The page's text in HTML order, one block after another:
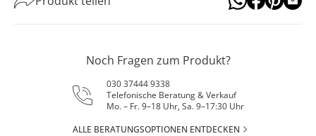
Noch Fragen zum Produkt?
030 37444 9338
Telefonische Beratung & Verkauf
Mo. – Fr. 9–18 Uhr, Sa. 9–17:30 Uhr
ALLE BERATUNGSOPTIONEN ENTDECKEN